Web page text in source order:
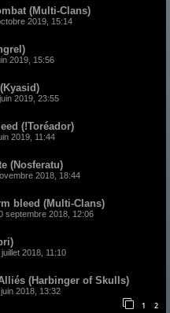
(Multi-Clans)
2019, 15:14
2019, 15:56
2019, 23:55
(!Toréador)
2019, 11:44
(Nosferatu)
2018, 18:44
bleed (Multi-Clans)
septembre 2018, 12:06
juillet 2018, 11:10
(Harbinger of Skulls)
2018, 13:32
1 2